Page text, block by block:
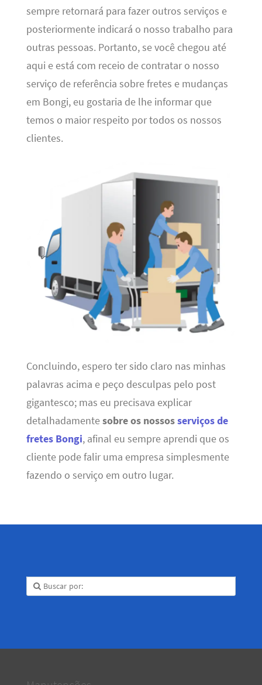
sempre retornará para fazer outros serviços e
posteriormente indicará o nosso trabalho para
outras pessoas. Portanto, se você chegou até
aqui e está com receio de contratar o nosso
serviço de referência sobre fretes e mudanças
em Bongi, eu gostaria de lhe informar que
temos o maior respeito por todos os nossos
clientes.
Concluindo, espero ter sido claro nas minhas
palavras acima e peço desculpas pelo post
gigantesco; mas eu precisava explicar
detalhadamentesobre os nossosserviços de
fretes Bongi, afinal eu sempre aprendi que os
cliente pode falir uma empresa simplesmente
fazendo o serviço em outro lugar.